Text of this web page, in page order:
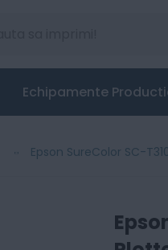
Echipamente
Epson SureColor SC-